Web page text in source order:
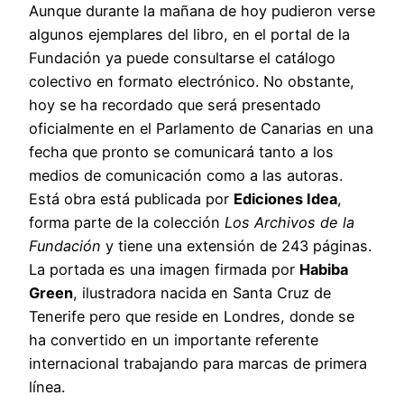
Aunque durante la mañana de hoy pudieron verse
algunos ejemplares del libro, en el portal de la
Fundación ya puede consultarse el catálogo
colectivo en formato electrónico. No obstante,
hoy se ha recordado que será presentado
oficialmente en el Parlamento de Canarias en una
fecha que pronto se comunicará tanto a los
medios de comunicación como a las autoras.
Está obra está publicada por Ediciones Idea,
forma parte de la colección Los Archivos de la
Fundación y tiene una extensión de 243 páginas.
La portada es una imagen firmada por Habiba
Green, ilustradora nacida en Santa Cruz de
Tenerife pero que reside en Londres, donde se
ha convertido en un importante referente
internacional trabajando para marcas de primera
línea.